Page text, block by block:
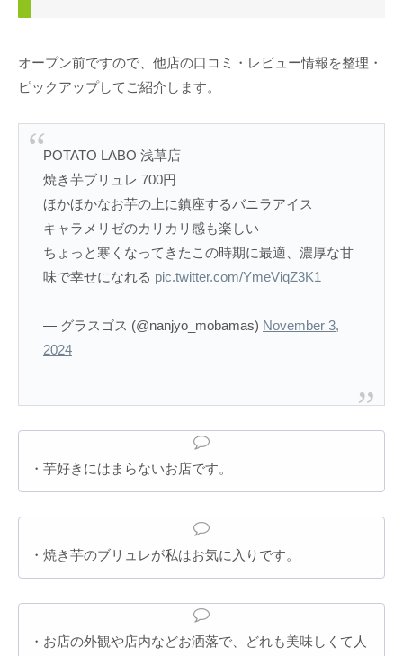
オープン前ですので、他店の口コミ・レビュー情報を整理・
ピックアップしてご紹介します。
POTATO LABO 浅草店
焼き芋ブリュレ 700円
ほかほかなお芋の上に鎮座するバニラアイス
キャラメリゼのカリカリ感も楽しい
ちょっと寒くなってきたこの時期に最適、濃厚な甘
味で幸せになれる pic.twitter.com/YmeViqZ3K1
— グラスゴス (@nanjyo_mobamas) November 3,
2024
・芋好きにはまらないお店です。
・焼き芋のブリュレが私はお気に入りです。
・お店の外観や店内などお洒落で、どれも美味しくて人